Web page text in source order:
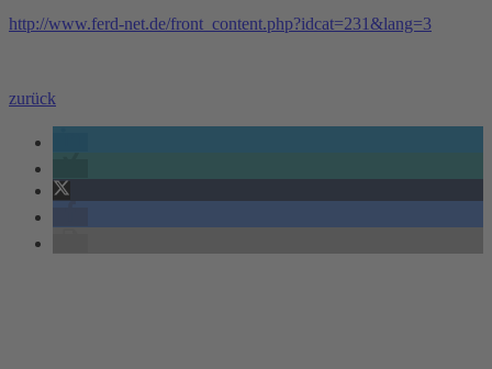
http://www.ferd-net.de/front_content.php?idcat=231&lang=3
zurück